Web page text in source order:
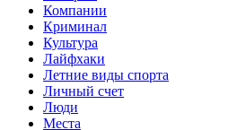
Компании
Криминал
Культура
Лайфхаки
Летние виды спорта
Личный счет
Люди
Места